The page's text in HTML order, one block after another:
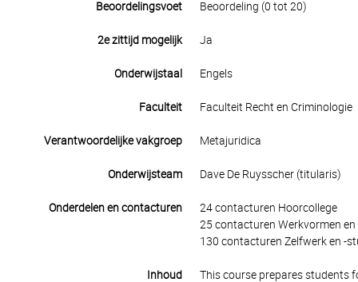
Beoordelingsvoet Beoordeling (0 tot 20)
2e zittijd mogelijk Ja
Onderwijstaal Engels
Faculteit Faculteit Recht en Criminologie
Verantwoordelijke vakgroep Metajuridica
Onderwijsteam Dave De Ruysscher (titularis)
Onderdelen en contacturen
24 contacturen Hoorcollege
25 contacturen Werkvormen en
130 contacturen Zelfwerk en -
Inhoud
This course prepares students